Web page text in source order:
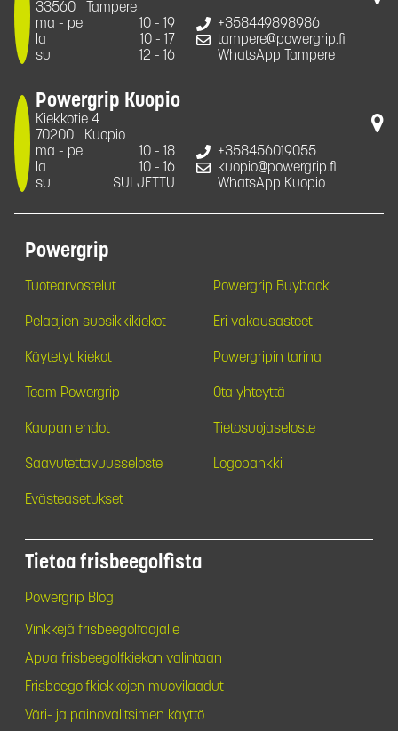
33560
Tampere
ma - pe
10 - 19
la
10 - 17
su
12 - 16
+358449898986
tampere@powergrip.fi
WhatsApp Tampere
Powergrip Kuopio
Kiekkotie 4
70200
Kuopio
ma - pe
10 - 18
la
10 - 16
su
SULJETTU
+358456019055
kuopio@powergrip.fi
WhatsApp Kuopio
Powergrip
Tuotearvostelut Powergrip Buyback
Pelaajien suosikkikiekot Eri vakausasteet
Käytetyt kiekot Powergripin tarina
Team Powergrip Ota yhteyttä
Kaupan ehdot Tietosuojaseloste
Saavutettavuusseloste Logopankki
Evästeasetukset
Tietoa frisbeegolfista
Powergrip Blog
Vinkkejä frisbeegolfaajalle
Apua frisbeegolfkiekon valintaan
Frisbeegolfkiekkojen muovilaadut
Väri- ja painovalitsimen käyttö